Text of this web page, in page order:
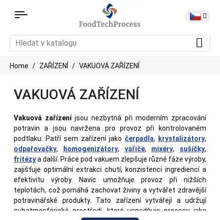
Home ZAŘÍZENÍ VAKUOVÁ ZAŘÍZENÍ
VAKUOVÁ ZAŘÍZENÍ
Vakuová zařízeníjsou nezbytná při moderním zpracování
potravin a jsou navržena pro provoz při kontrolovaném
podtlaku. Patří sem zařízení jako čerpadla, krystalizátory,
odpařovačky, homogenizátory, vařiče, mixéry, sušičky,
fritézya další. Práce pod vakuem zlepšuje různé fáze výroby,
zajišťuje optimální extrakci chutí, konzistenci ingrediencí a
efektivitu výroby. Navíc umožňuje provoz při nižších
teplotách, což pomáhá zachovat živiny a vytvářet zdravější
potravinářské produkty. Tato zařízení vytvářejí a udržují
subatmosférické prostředí, které usnadňuje procesy jako